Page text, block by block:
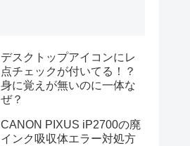
デスクトップアイコンにレ
点チェックが付いてる！？
身に覚えが無いのに一体な
ぜ？
CANON PIXUS iP2700の廃
インク吸収体エラー対処方